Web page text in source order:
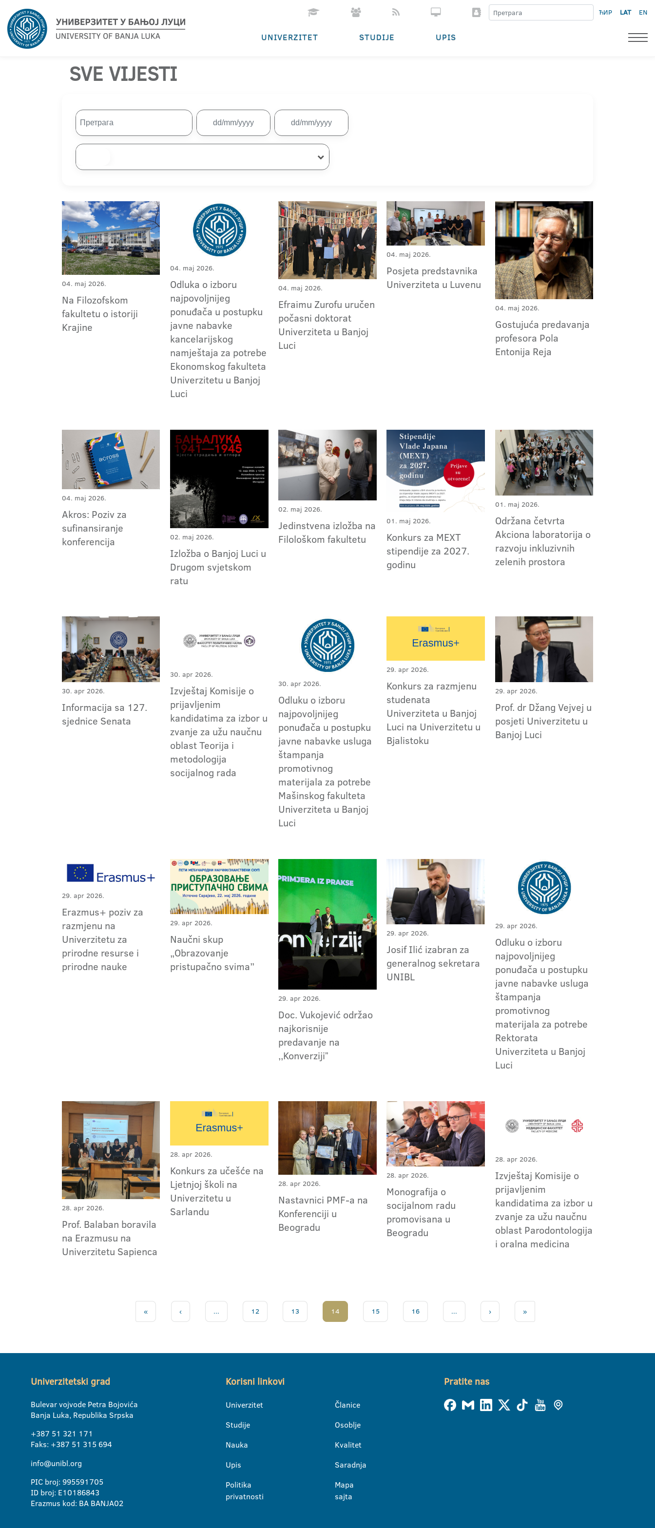
ЋИР LAT EN
UNIVERZITET STUDIJE UPIS
SVE VIJESTI
04. maj 2026.
Na Filozofskom
fakultetu o istoriji
Krajine
04. maj 2026.
Odluka o izboru
najpovoljnijeg
ponuđača u postupku
javne nabavke
kancelarijskog
namještaja za potrebe
Ekonomskog fakulteta
Univerzitetu u Banjoj
Luci
04. maj 2026.
Efraimu Zurofu uručen
počasni doktorat
Univerziteta u Banjoj
Luci
04. maj 2026.
Posjeta predstavnika
Univerziteta u Luvenu
04. maj 2026.
Gostujuća predavanja
profesora Pola
Entonija Reja
04. maj 2026.
Akros: Poziv za
sufinansiranje
konferencija
02. maj 2026.
Izložba o Banjoj Luci u
Drugom svjetskom
ratu
02. maj 2026.
Jedinstvena izložba na
Filološkom fakultetu
01. maj 2026.
Konkurs za MEXT
stipendije za 2027.
godinu
01. maj 2026.
Održana četvrta
Akciona laboratorija o
razvoju inkluzivnih
zelenih prostora
30. apr 2026.
Informacija sa 127.
sjednice Senata
30. apr 2026.
Izvještaj Komisije o
prijavljenim
kandidatima za izbor u
zvanje za užu naučnu
oblast Teorija i
metodologija
socijalnog rada
30. apr 2026.
Odluku o izboru
najpovoljnijeg
ponuđača u postupku
javne nabavke usluga
štampanja
promotivnog
materijala za potrebe
Mašinskog fakulteta
Univerziteta u Banjoj
Luci
29. apr 2026.
Konkurs za razmjenu
studenata
Univerziteta u Banjoj
Luci na Univerzitetu u
Bjalistoku
29. apr 2026.
Prof. dr Džang Vejvej u
posjeti Univerzitetu u
Banjoj Luci
29. apr 2026.
Erazmus+ poziv za
razmjenu na
Univerzitetu za
prirodne resurse i
prirodne nauke
29. apr 2026.
Naučni skup
„Obrazovanje
pristupačno svima”
29. apr 2026.
Doc. Vukojević održao
najkorisnije
predavanje na
,,Konverzijiˮ
29. apr 2026.
Josif Ilić izabran za
generalnog sekretara
UNIBL
29. apr 2026.
Odluku o izboru
najpovoljnijeg
ponuđača u postupku
javne nabavke usluga
štampanja
promotivnog
materijala za potrebe
Rektorata
Univerziteta u Banjoj
Luci
28. apr 2026.
Prof. Balaban boravila
na Erazmusu na
Univerzitetu Sapienca
28. apr 2026.
Konkurs za učešće na
Ljetnjoj školi na
Univerzitetu u
Sarlandu
28. apr 2026.
Nastavnici PMF-a na
Konferenciji u
Beogradu
28. apr 2026.
Monografija o
socijalnom radu
promovisana u
Beogradu
28. apr 2026.
Izvještaj Komisije o
prijavljenim
kandidatima za izbor u
zvanje za užu naučnu
oblast Parodontologija
i oralna medicina
« ‹ ... 12 13 14 15 16 ... › »
Univerzitetski grad
Bulevar vojvode Petra Bojovića
Banja Luka, Republika Srpska
+387 51 321 171
Faks: +387 51 315 694
info@unibl.org
PIC broj: 995591705
ID broj: E10186843
Erazmus kod: BA BANJA02
Korisni linkovi
Univerzitet
Studije
Nauka
Upis
Politika
privatnosti
Članice
Osoblje
Kvalitet
Saradnja
Mapa
sajta
Pratite nas